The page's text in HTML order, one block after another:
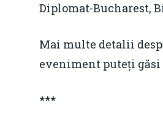
Diplomat-Bucharest,
Mai multe detalii
eveniment puteți găsi
***